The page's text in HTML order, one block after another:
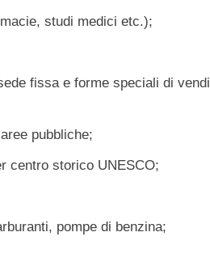
studi medici etc.);
fissa e forme speciali di
pubbliche;
centro storico UNESCO;
pompe di benzina;